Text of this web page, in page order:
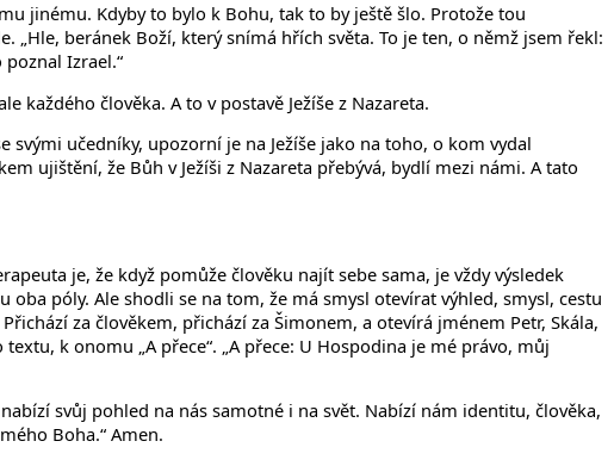
jinému. Kdyby to bylo k Bohu, tak to by ještě šlo. Protože tou
beránek Boží, který snímá hřích světa. To je ten, o němž jsem řekl:
Izrael.“
každého člověka. A to v postavě Ježíše z Nazareta.
učedníky, upozorní je na Ježíše jako na toho, o kom vydal
ujištění, že Bůh v Ježíši z Nazareta přebývá, bydlí mezi námi. A tato
je, že když pomůže člověku najít sebe sama, je vždy výsledek
póly. Ale shodli se na tom, že má smysl otevírat výhled, smysl, cestu
za člověkem, přichází za Šimonem, a otevírá jménem Petr, Skála,
k onomu „A přece“. „A přece: U Hospodina je mé právo, můj
svůj pohled na nás samotné i na svět. Nabízí nám identitu, člověka,
Boha.“ Amen.